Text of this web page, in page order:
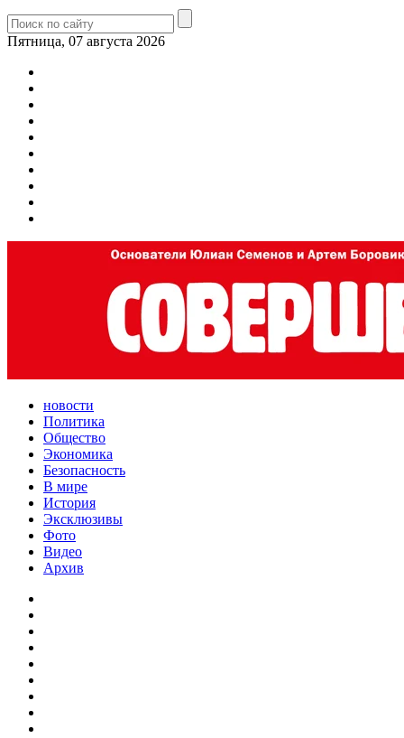
Пятница, 07 августа 2026
новости
Политика
Общество
Экономика
Безопасность
В мире
История
Эксклюзивы
Фото
Видео
Архив